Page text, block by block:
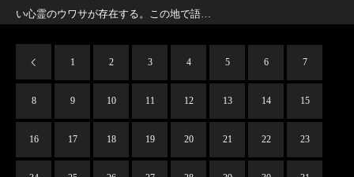
い心霊のウワサが存在する。この地で語…
1 2 3 4 5 6 7
8 9 10 11 12 13 14 15
16 17 18 19 20 21 22 23